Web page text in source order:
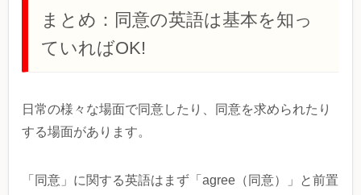
まとめ：同意の英語は基本を知っ
ていればOK!
日常の様々な場面で同意したり、同意を求められたり
する場面があります。
「同意」に関する英語はまず「agree（同意）」と前置